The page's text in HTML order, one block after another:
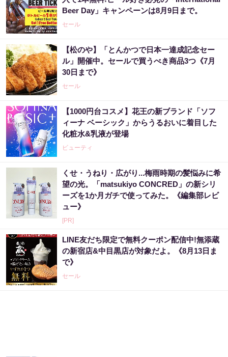
Beer Day」キャンペーンは8月9日まで。
セール
【松のや】「とんかつで日本一達成記念セー
ル」開催中。セールで買うべき商品3つ《7月
30日まで》
セール
【1000円台コスメ】花王の新ブランド「ソフ
ィーナ ベーシック」からうるおいに着目した
化粧水&乳液が登場
ビューティ
くせ・うねり・広がり...梅雨時期の髪悩みに希
望の光。「matsukiyo CONCRED」の新シリ
ーズを1か月ガチで使ってみた。《編集部レビ
ュー》
[PR]
LINE友だち限定で無料クーポン配信中!無添蔵
の新宿店&中目黒店が対象だよ。《8月13日ま
で》
セール